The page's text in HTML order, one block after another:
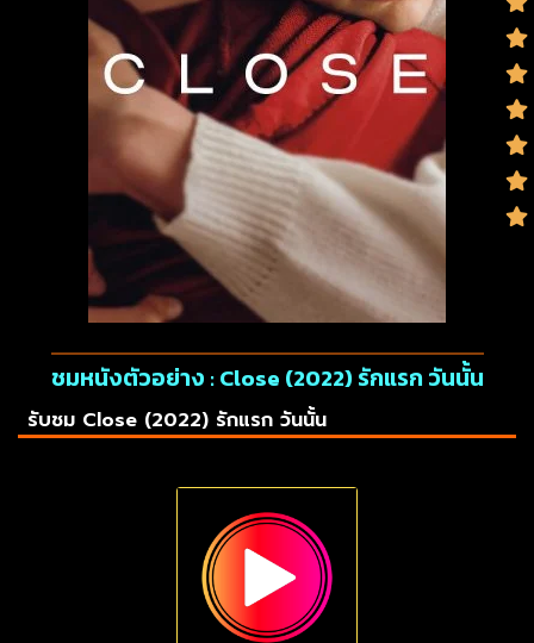
ชมหนังตัวอย่าง : Close (2022) รักแรก วันนั้น
รับชม Close (2022) รักแรก วันนั้น